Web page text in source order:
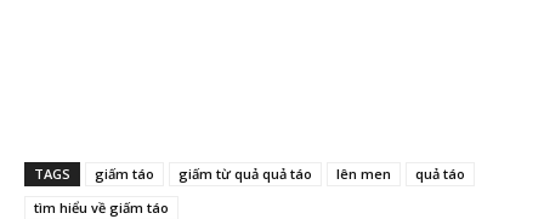
TAGS giấm táo giấm từ quả quả táo lên men
quả táo
tìm hiểu về giấm táo